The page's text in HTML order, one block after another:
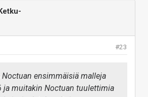
#23
ensimmäisiä malleja
ja muitakin Noctuan tuulettimia